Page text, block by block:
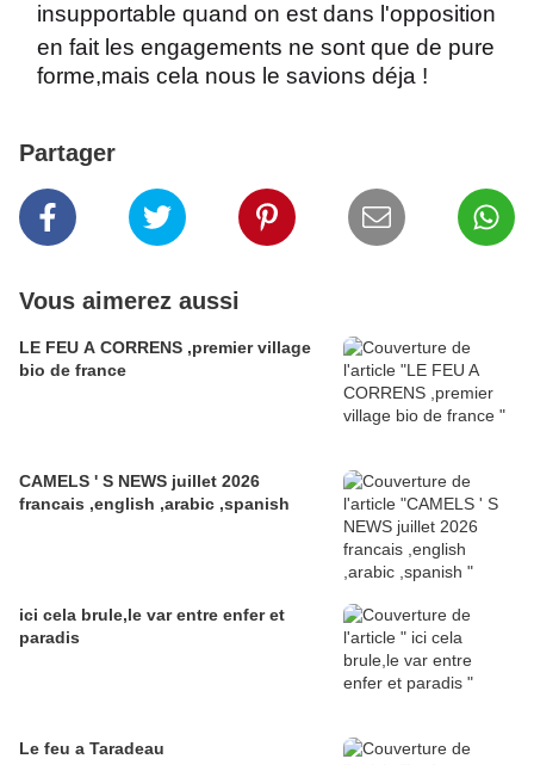
insupportable quand on est dans l'opposition
en fait les engagements ne sont que de pure
forme,mais cela nous le savions déja !
Partager
Vous aimerez aussi
LE FEU A CORRENS ,premier village
bio de france
CAMELS ' S NEWS juillet 2026
francais ,english ,arabic ,spanish
ici cela brule,le var entre enfer et
paradis
Le feu a Taradeau